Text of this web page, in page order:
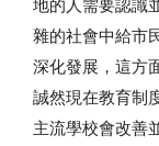
地的人需要認識
雜的社會中給市
深化發展，這方
誠然現在教育制
主流學校會改善